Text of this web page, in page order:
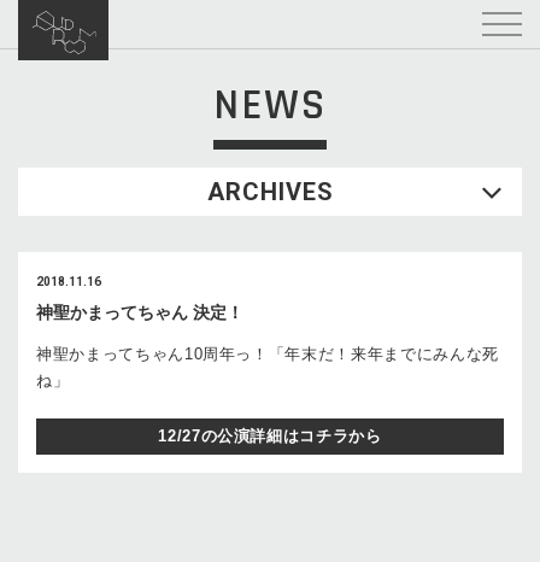
NEWS
ARCHIVES
2018.11.16
神聖かまってちゃん 決定！
神聖かまってちゃん10周年っ！「年末だ！来年までにみんな死
ね」
12/27の公演詳細はコチラから